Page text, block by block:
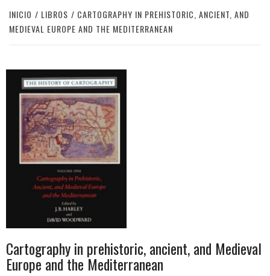
INICIO LIBROS
CARTOGRAPHY IN PREHISTORIC, ANCIENT, AND
MEDIEVAL EUROPE AND THE MEDITERRANEAN
Cartography in prehistoric, ancient, and Medieval
Europe and the Mediterranean